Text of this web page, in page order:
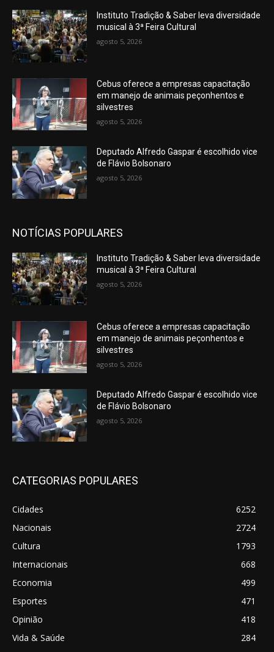
Instituto Tradição & Saber leva diversidade
musical à 3ª Feira Cultural
agosto 5, 2026
Cebus oferece a empresas capacitação
em manejo de animais peçonhentos e
silvestres
agosto 5, 2026
Deputado Alfredo Gaspar é escolhido vice
de Flávio Bolsonaro
agosto 5, 2026
NOTÍCIAS POPULARES
Instituto Tradição & Saber leva diversidade
musical à 3ª Feira Cultural
agosto 5, 2026
Cebus oferece a empresas capacitação
em manejo de animais peçonhentos e
silvestres
agosto 5, 2026
Deputado Alfredo Gaspar é escolhido vice
de Flávio Bolsonaro
agosto 5, 2026
CATEGORIAS POPULARES
Cidades
6252
Nacionais
2724
Cultura
1793
Internacionais
668
Economia
499
Esportes
471
Opinião
418
Vida & Saúde
284